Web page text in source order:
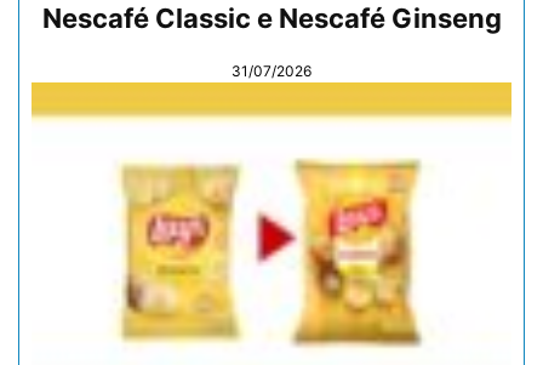
Nescafé Classic e Nescafé Ginseng
31/07/2026